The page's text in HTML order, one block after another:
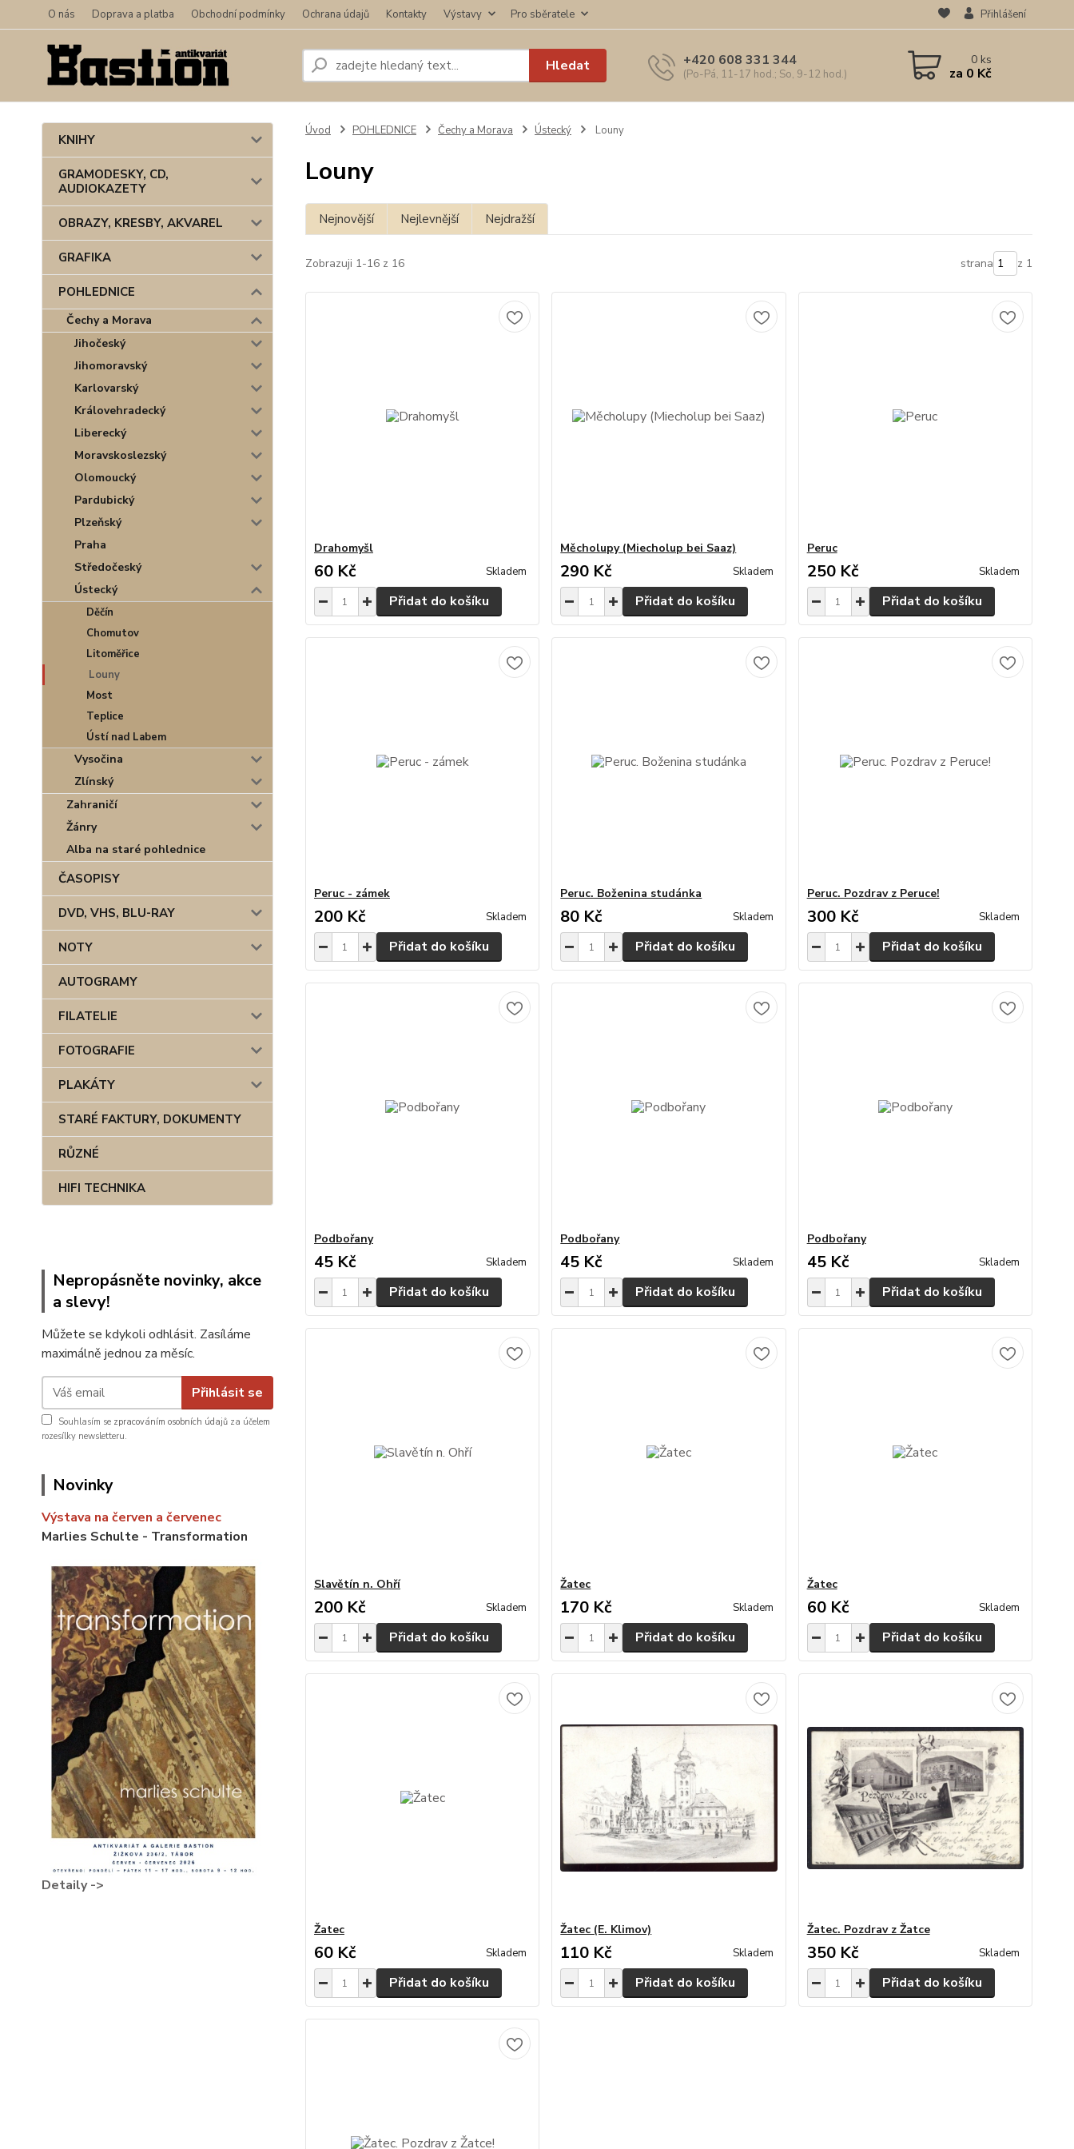
O nás Doprava a platba Obchodní podmínky Ochrana údajů Kontakty Výstavy Pro sběratele Přihlášení
Hledat +420 608 331 344
(Po-Pá, 11-17 hod.; So, 9-12 hod.)
0ks
za 0 Kč
KNIHY
GRAMODESKY, CD,
AUDIOKAZETY
OBRAZY, KRESBY, AKVAREL
GRAFIKA
POHLEDNICE
Čechy a Morava
Jihočeský
Jihomoravský
Karlovarský
Královehradecký
Liberecký
Moravskoslezský
Olomoucký
Pardubický
Plzeňský
Praha
Středočeský
Ústecký
Děčín
Chomutov
Litoměřice
Louny
Most
Teplice
Ústí nad Labem
Vysočina
Zlínský
Zahraničí
Žánry
Alba na staré pohlednice
ČASOPISY
DVD, VHS, BLU-RAY
NOTY
AUTOGRAMY
FILATELIE
FOTOGRAFIE
PLAKÁTY
STARÉ FAKTURY, DOKUMENTY
RŮZNÉ
HIFI TECHNIKA
Nepropásněte novinky, akce
a slevy!
Můžete se kdykoli odhlásit. Zasíláme
maximálně jednou za měsíc.
Přihlásit se
Souhlasím se zpracováním osobních údajů za účelem
rozesílky newsletteru.
Novinky
Výstava na červen a červenec
Marlies Schulte - Transformation
Detaily ->
Úvod POHLEDNICE Čechy a Morava Ústecký Louny
Louny
Nejnovější Nejlevnější Nejdražší
Zobrazuji 1-16 z 16 strana z 1
Drahomyšl
60 Kč Skladem
Přidat do košíku
Měcholupy (Miecholup bei Saaz)
290 Kč Skladem
Přidat do košíku
Peruc
250 Kč Skladem
Přidat do košíku
Peruc - zámek
200 Kč Skladem
Přidat do košíku
Peruc. Boženina studánka
80 Kč Skladem
Přidat do košíku
Peruc. Pozdrav z Peruce!
300 Kč Skladem
Přidat do košíku
Podbořany
45 Kč Skladem
Přidat do košíku
Podbořany
45 Kč Skladem
Přidat do košíku
Podbořany
45 Kč Skladem
Přidat do košíku
Slavětín n. Ohří
200 Kč Skladem
Přidat do košíku
Žatec
170 Kč Skladem
Přidat do košíku
Žatec
60 Kč Skladem
Přidat do košíku
Žatec
60 Kč Skladem
Přidat do košíku
Žatec (E. Klimov)
110 Kč Skladem
Přidat do košíku
Žatec. Pozdrav z Žatce
350 Kč Skladem
Přidat do košíku